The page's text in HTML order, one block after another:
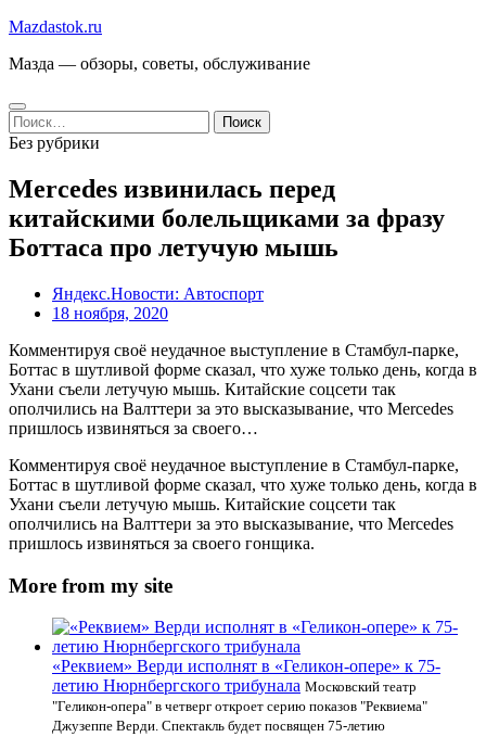
Перейти
содержимому
Mazdastok.ru
Мазда — обзоры, советы, обслуживание
Найти:
Без рубрики
Mercedes извинилась перед
китайскими болельщиками за фразу
Боттаса про летучую мышь
Яндекс.Новости: Автоспорт
18 ноября, 2020
Комментируя своё неудачное выступление в Стамбул-парке,
Боттас в шутливой форме сказал, что хуже только день, когда в
Ухани съели летучую мышь. Китайские соцсети так
ополчились на Валттери за это высказывание, что Mercedes
пришлось извиняться за своего…
Комментируя своё неудачное выступление в Стамбул-парке,
Боттас в шутливой форме сказал, что хуже только день, когда в
Ухани съели летучую мышь. Китайские соцсети так
ополчились на Валттери за это высказывание, что Mercedes
пришлось извиняться за своего гонщика.
More from my site
«Реквием» Верди исполнят в «Геликон-опере» к 75-
летию Нюрнбергского трибунала Московский театр
"Геликон-опера" в четверг откроет серию показов "Реквиема"
Джузеппе Верди. Спектакль будет посвящен 75-летию